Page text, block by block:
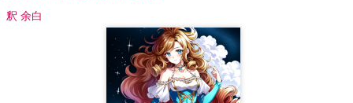
釈 余白